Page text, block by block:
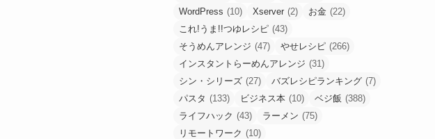
WordPress (10) Xserver (2) お金 (22)
これ!うま!!つゆレシピ (43)
そうめんアレンジ (47) やせレシピ (266)
インスタントらーめんアレンジ (31)
シン・シリーズ (27) バズレシピランキング (7)
パスタ (133) ビジネス本 (10) ベジ飯 (388)
ライフハック (43) ラーメン (75)
リモートワーク (10)